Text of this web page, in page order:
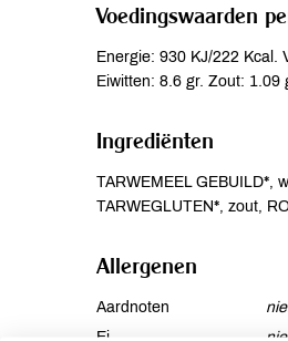
Voedingswaarden
Energie: 930 KJ/222 Kcal.
Eiwitten: 8.6 gr. Zout: 1.09
Ingrediënten
TARWEMEEL GEBUILD*,
TARWEGLUTEN*, zout,
Allergenen
Aardnoten
Ei